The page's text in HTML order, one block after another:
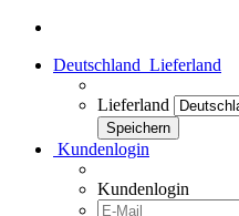
Deutschland Lieferland
Lieferland
Kundenlogin
Kundenlogin